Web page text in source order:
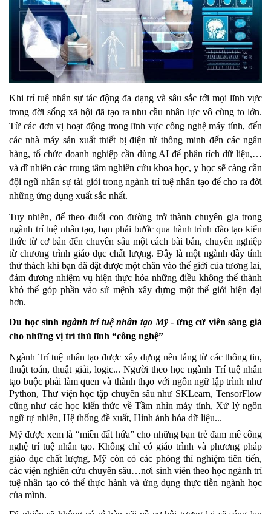
Khi trí tuệ nhân sự tác động đa dạng và sâu sắc tới mọi lĩnh vực
trong đời sống xã hội đã tạo ra nhu cầu nhân lực vô cùng to lớn.
Từ các đơn vị hoạt động trong lĩnh vực công nghệ máy tính, đến
các nhà máy sản xuất thiết bị điện tử thông minh đến các ngân
hàng, tổ chức doanh nghiệp cần dùng AI để phân tích dữ liệu,…
và dĩ nhiên các trung tâm nghiên cứu khoa học, y học sẽ càng cần
đội ngũ nhân sự tài giỏi trong ngành trí tuệ nhân tạo để cho ra đời
những ứng dụng xuất sắc nhất.
Tuy nhiên, để theo đuổi con đường trở thành chuyên gia trong
ngành trí tuệ nhân tạo, bạn phải bước qua hành trình đào tạo kiến
thức từ cơ bản đến chuyên sâu một cách bài bản, chuyên nghiệp
từ chương trình giáo dục chất lượng. Đây là một ngành đầy tính
thử thách khi bạn đã đặt được một chân vào thế giới của tương lai,
đảm đương nhiệm vụ hiện thực hóa những điều không thể thành
khó thể góp phần vào sứ mệnh xây dựng một thế giới hiện đại
hơn.
Du học sinh ngành trí tuệ nhân tạo Mỹ - ứng cử viên sáng giá
cho những vị trí thủ lĩnh “công nghệ”
Ngành Trí tuệ nhân tạo được xây dựng nền tảng từ các thông tin,
thuật toán, thuật giải, logic... Người theo học ngành Trí tuệ nhân
tạo buộc phải làm quen và thành thạo với ngôn ngữ lập trình như
Python, Thư viện học tập chuyên sâu như SKLearn, TensorFlow
cũng như các học kiến thức về Tầm nhìn máy tính, Xử lý ngôn
ngữ tự nhiên, Hệ thống đề xuất, Hình ảnh hóa dữ liệu...
Mỹ được xem là “miền đất hứa” cho những bạn trẻ đam mê công
nghệ trí tuệ nhân tạo. Không chỉ có giáo trình và phương pháp
giáo dục chất lượng, Mỹ còn có các phòng thí nghiệm tiên tiến,
các viện nghiên cứu chuyên sâu…nơi sinh viên theo học ngành trí
tuệ nhân tạo có thể thực hành và ứng dụng thực tiễn ngành học
của mình.